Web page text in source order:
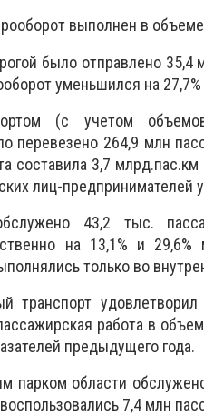
выполнен в
было отправлено
уменьшился на
(с учетом
перевезено 264,9 млн
составила 3,7
лиц-предпринимателей
43,2 тыс.
на 13,1% и 29,6%
только во
транспорт
работа в
предыдущего года.
парком области
7,4 млн